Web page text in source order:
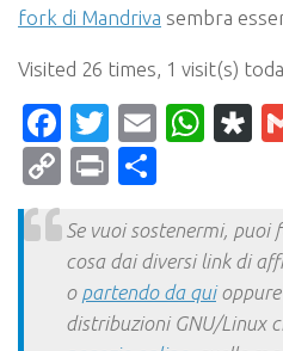
fork di Mandriva sembra
Visited 26 times, 1 visit(s)
Facebook
Twitter
Email
CopyPrint
Se vuoi sostenermi,
cosa dai diversi link di
o partendo da quioppure
distribuzioni GNU/Linux